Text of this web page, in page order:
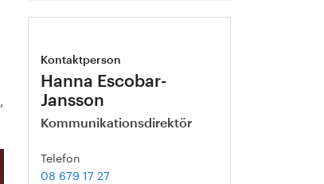
Kontaktperson
Hanna Escobar-
Jansson
Kommunikationsdirektör
Telefon
08 679 17 27